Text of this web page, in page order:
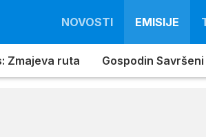
NOVOSTI EMISIJE
Zmajeva ruta Gospodin Savršeni